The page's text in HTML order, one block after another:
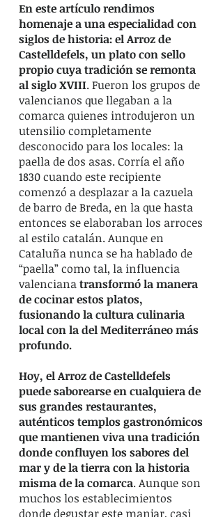
En este artículo rendimos
homenaje a una especialidad con
siglos de historia: el Arroz de
Castelldefels, un plato con sello
propio cuya tradición se remonta
al siglo XVIII. Fueron los grupos de
valencianos que llegaban a la
comarca quienes introdujeron un
utensilio completamente
desconocido para los locales: la
paella de dos asas. Corría el año
1830 cuando este recipiente
comenzó a desplazar a la cazuela
de barro de Breda, en la que hasta
entonces se elaboraban los arroces
al estilo catalán. Aunque en
Cataluña nunca se ha hablado de
“paella” como tal, la influencia
valencianatransformó la manera
de cocinar estos platos,
fusionando la cultura culinaria
local con la del Mediterráneo más
profundo.
Hoy, el Arroz de Castelldefels
puede saborearse en cualquiera de
sus grandes restaurantes,
auténticos templos gastronómicos
que mantienen viva una tradición
donde confluyen los sabores del
mar y de la tierra con la historia
misma de la comarca. Aunque son
muchos los establecimientos
donde degustar este manjar, casi